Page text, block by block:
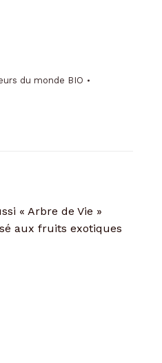
du monde BIO
« Arbre de Vie »
aux fruits exotiques